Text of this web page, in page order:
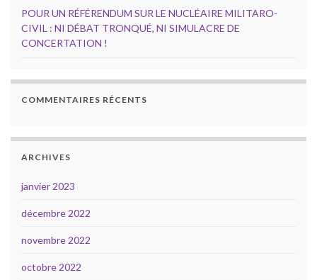
POUR UN RÉFÉRENDUM SUR LE NUCLÉAIRE MILITARO-
CIVIL : NI DÉBAT TRONQUÉ, NI SIMULACRE DE
CONCERTATION !
COMMENTAIRES RÉCENTS
ARCHIVES
janvier 2023
décembre 2022
novembre 2022
octobre 2022